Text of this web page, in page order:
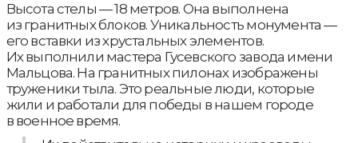
Высота стелы — 18 метров. Она выполнена
из гранитных блоков. Уникальность монумента —
его вставки из хрустальных элементов.
Их выполнили мастера Гусевского завода имени
Мальцова. На гранитных пилонах изображены
труженики тыла. Это реальные люди, которые
жили и работали для победы в нашем городе
в военное время.